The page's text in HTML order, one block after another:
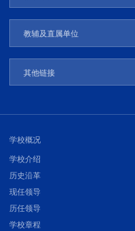
教辅及直属单位
其他链接
学校概况
学校介绍
历史沿革
现任领导
历任领导
学校章程